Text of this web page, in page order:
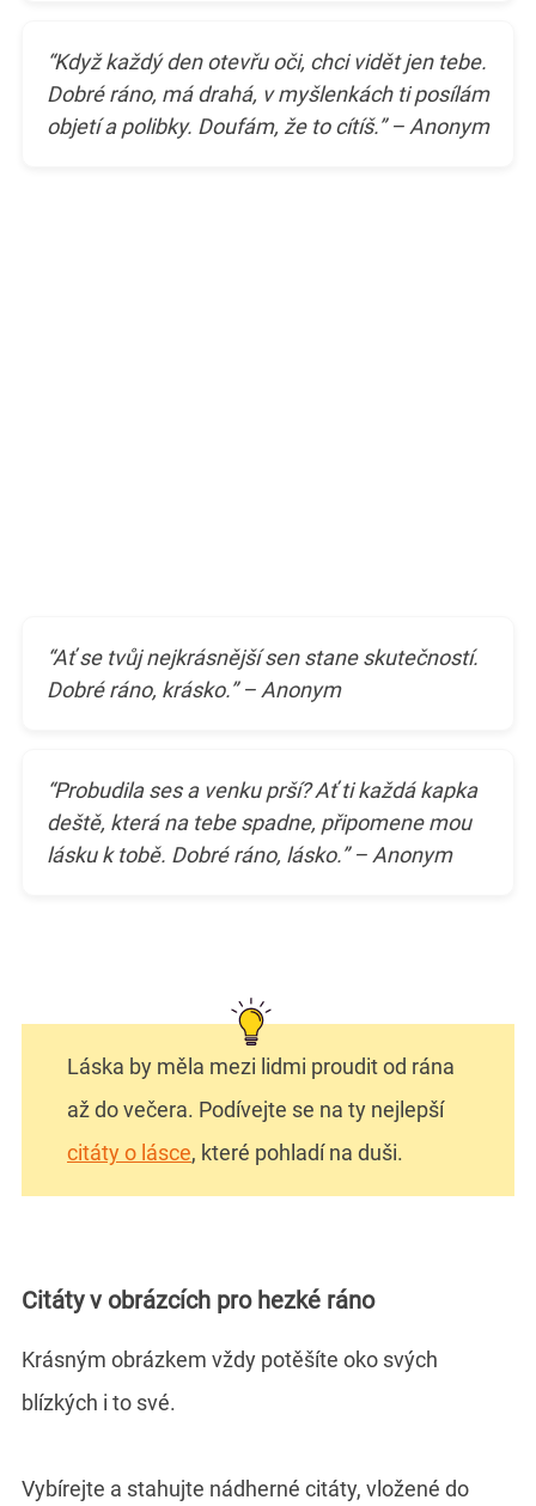
“Když každý den otevřu oči, chci vidět jen tebe.
Dobré ráno, má drahá, v myšlenkách ti posílám
objetí a polibky. Doufám, že to cítíš.” – Anonym
“Ať se tvůj nejkrásnější sen stane skutečností.
Dobré ráno, krásko.” – Anonym
“Probudila ses a venku prší? Ať ti každá kapka
deště, která na tebe spadne, připomene mou
lásku k tobě. Dobré ráno, lásko.” – Anonym
Láska by měla mezi lidmi proudit od rána
až do večera. Podívejte se na ty nejlepší
citáty o lásce, které pohladí na duši.
Citáty v obrázcích pro hezké ráno
Krásným obrázkem vždy potěšíte oko svých
blízkých i to své.
Vybírejte a stahujte nádherné citáty, vložené do